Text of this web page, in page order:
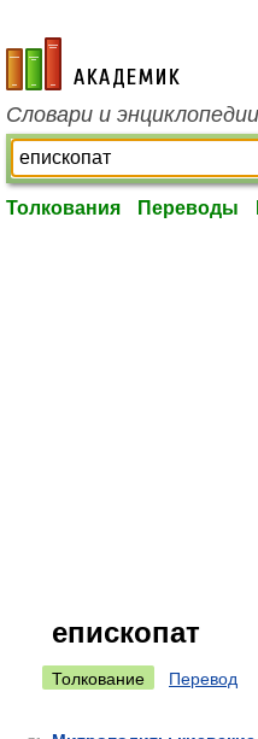
academic.ru
Словари и
Толкования Переводы
епископат
Толкование Перевод